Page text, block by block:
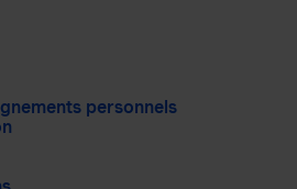
personnels